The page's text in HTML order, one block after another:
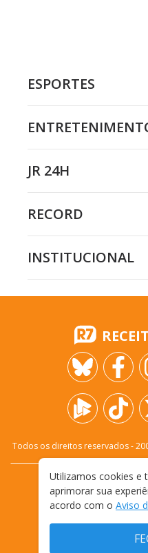
ESPORTES
JR 24H
RECORD
INSTITUCIONAL
Todos os direitos reservados -
FALE
TERMOS E
Utilizamos cookies e
aprimorar sua
acordo com o Aviso